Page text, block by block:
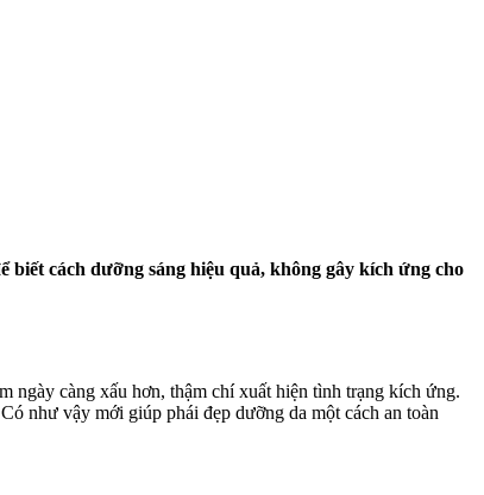
biết cách dưỡng sáng hiệu quả, không gây kích ứng cho
ngày càng xấu hơn, thậm chí xuất hiện tình trạng kích ứng.
như vậy mới giúp phái đẹp dưỡng da một cách an toàn